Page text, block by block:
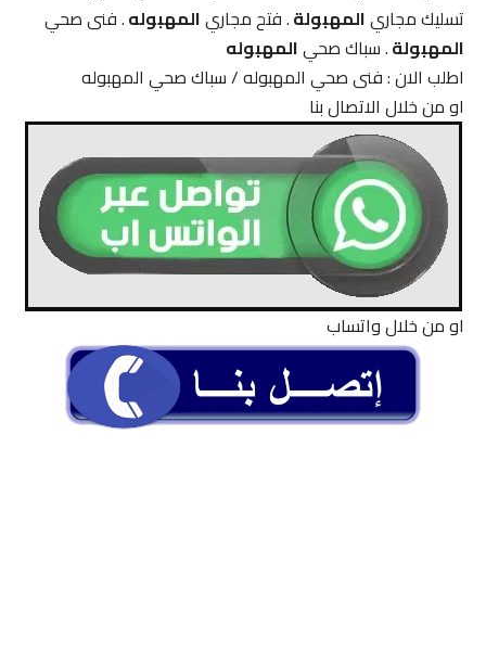
تسليك مجاريالمهبولة. فتح مجاريالمهبوله. فنى صحي
المهبولة. سباك صحيالمهبوله
اطلب الان : فنى صحي المهبوله / سباك صحي المهبوله
او من خلال الاتصال بنا
او من خلال واتساب